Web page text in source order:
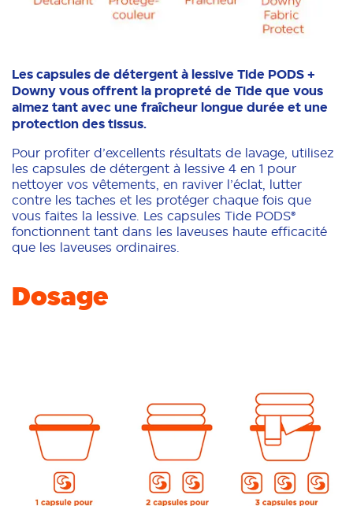
Les capsules de détergent à lessive Tide PODS +
Downy vous offrent la propreté de Tide que vous
aimez tant avec une fraîcheur longue durée et une
protection des tissus.
Pour profiter d’excellents résultats de lavage, utilisez
les capsules de détergent à lessive 4 en 1 pour
nettoyer vos vêtements, en raviver l’éclat, lutter
contre les taches et les protéger chaque fois que
vous faites la lessive. Les capsules Tide PODS®
fonctionnent tant dans les laveuses haute efficacité
que les laveuses ordinaires.
Dosage